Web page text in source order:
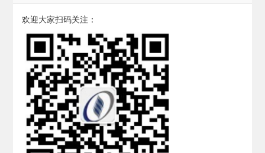
欢迎大家扫码关注：